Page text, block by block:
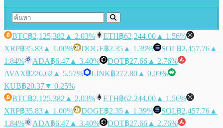
BTC฿2,125,382 ▲ 2.03% ETH฿62,244.00 ▲ 1.56%
XRP฿35.83 ▲ 1.00% DOGE฿2.35 ▲ 1.39% SOL฿2,457.76 ▲
1.84%
ADA฿6.47 ▲ 3.40% DOT฿27.66 ▲ 2.76%
AVAX฿226.62 ▲ 5.57% LINK฿272.80 ▲ 0.09%
KUB฿20.37▼ 0.25%
BTC฿2,125,382 ▲ 2.03% ETH฿62,244.00 ▲ 1.56%
XRP฿35.83 ▲ 1.00% DOGE฿2.35 ▲ 1.39% SOL฿2,457.76 ▲
1.84%
ADA฿6.47 ▲ 3.40% DOT฿27.66 ▲ 2.76%